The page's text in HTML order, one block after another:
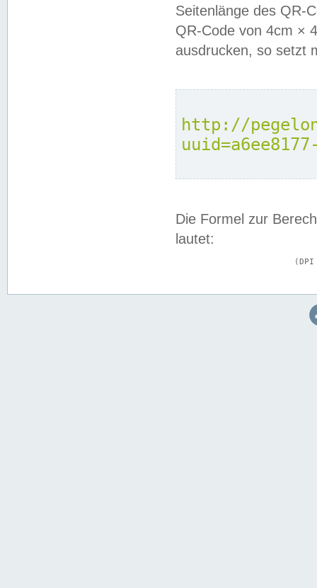
Seitenlänge des QR-
QR-Code von 4cm ×
ausdrucken, so setzt
http://
Die Formel zur
lautet: